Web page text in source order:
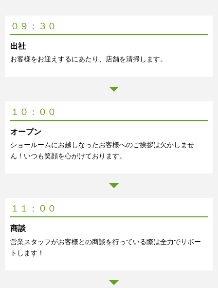
０９：３０
出社
お客様をお迎えするにあたり、店舗を清掃します。
１０：００
オープン
ショールームにお越しなったお客様へのご挨拶は欠かしませ
ん！いつも笑顔を心がけております。
１１：００
商談
営業スタッフがお客様との商談を行っている際は全力でサポー
トします！